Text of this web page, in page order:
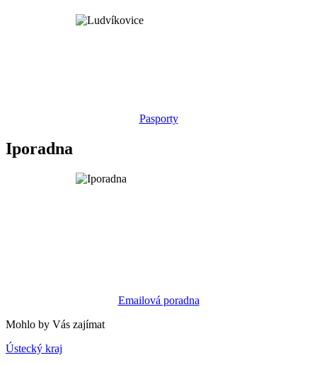
Pasporty
Iporadna
Emailová poradna
Mohlo by Vás zajímat
Ústecký kraj